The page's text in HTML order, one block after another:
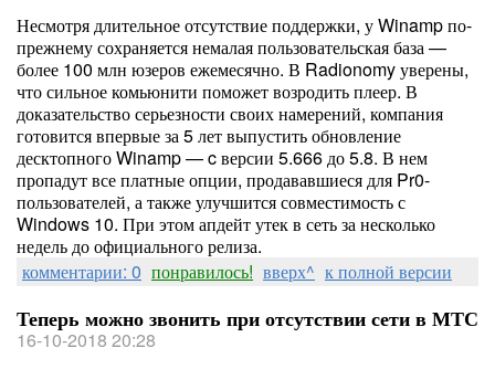
Несмотря длительное отсутствие поддержки, у Winamp по-
прежнему сохраняется немалая пользовательская база —
более 100 млн юзеров ежемесячно. В Radionomy уверены,
что сильное комьюнити поможет возродить плеер. В
доказательство серьезности своих намерений, компания
готовится впервые за 5 лет выпустить обновление
десктопного Winamp — c версии 5.666 до 5.8. В нем
пропадут все платные опции, продававшиеся для Pr0-
пользователей, а также улучшится совместимость с
Windows 10. При этом апдейт утек в сеть за несколько
недель до официального релиза.
комментарии: 0 понравилось! вверх^ к полной версии
Теперь можно звонить при отсутствии сети в МТС
16-10-2018 20:28